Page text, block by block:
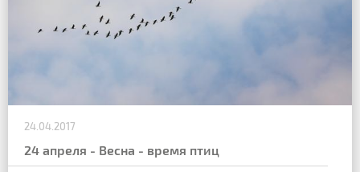
24.04.2017
24 апреля - Весна - время птиц